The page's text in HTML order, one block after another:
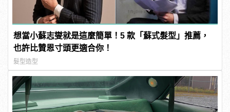
想當小蘇志燮就是這麼簡單！5 款「蘇式髮型」推薦，
也許比贊恩寸頭更適合你！
髮型造型